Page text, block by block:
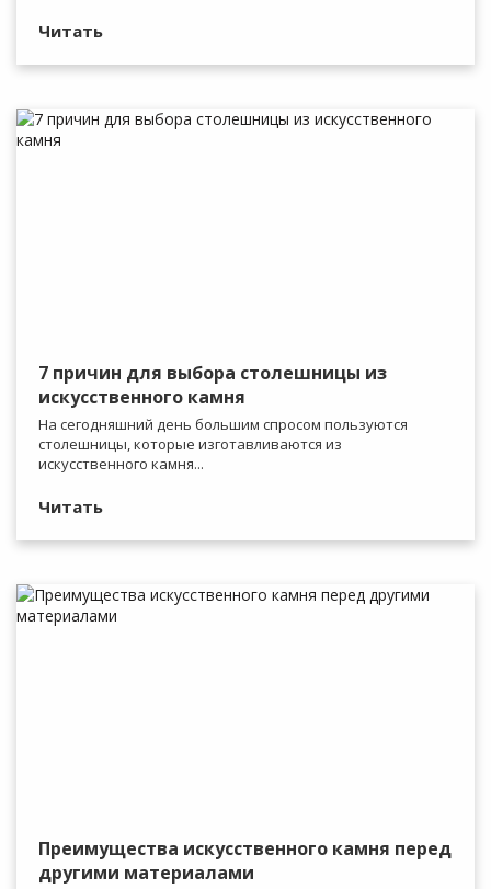
Читать
7 причин для выбора столешницы из
искусственного камня
На сегодняшний день большим спросом пользуются
столешницы, которые изготавливаются из
искусственного камня...
Читать
Преимущества искусственного камня перед
другими материалами